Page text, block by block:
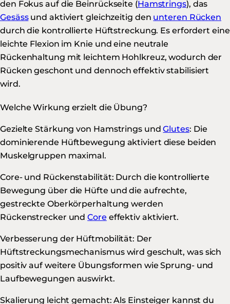
den Fokus auf die Beinrückseite (Hamstrings), das
Gesässund aktiviert gleichzeitig den unteren Rücken
durch die kontrollierte Hüftstreckung. Es erfordert eine
leichte Flexion im Knie und eine neutrale
Rückenhaltung mit leichtem Hohlkreuz, wodurch der
Rücken geschont und dennoch effektiv stabilisiert
wird.
Welche Wirkung erzielt die Übung?
Gezielte Stärkung von Hamstrings undGlutes: Die
dominierende Hüftbewegung aktiviert diese beiden
Muskelgruppen maximal.
Core- und Rückenstabilität: Durch die kontrollierte
Bewegung über die Hüfte und die aufrechte,
gestreckte Oberkörperhaltung werden
Rückenstrecker undCore effektiv aktiviert.
Verbesserung der Hüftmobilität: Der
Hüftstreckungsmechanismus wird geschult, was sich
positiv auf weitere Übungsformen wie Sprung- und
Laufbewegungen auswirkt.
Skalierung leicht gemacht: Als Einsteiger kannst du